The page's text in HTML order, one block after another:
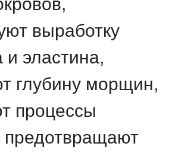
выработку
и эластина,
глубину морщин,
процессы
предотвращают